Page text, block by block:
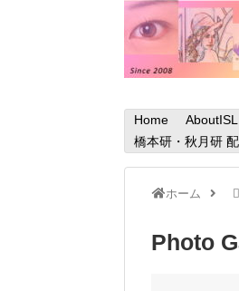
Home AboutISL
橋本研・秋月研
ホーム
Photo